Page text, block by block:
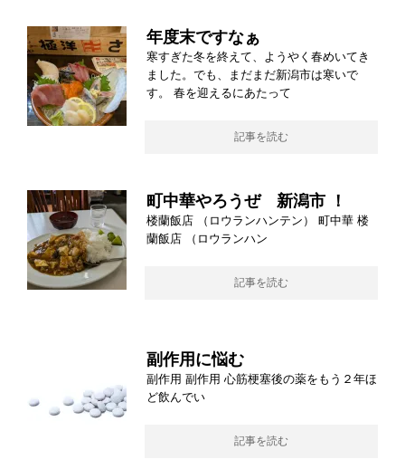
年度末ですなぁ
寒すぎた冬を終えて、ようやく春めいてき
ました。でも、まだまだ新潟市は寒いで
す。 春を迎えるにあたって
記事を読む
町中華やろうぜ 新潟市 ！
楼蘭飯店 （ロウランハンテン） 町中華 楼
蘭飯店 （ロウランハン
記事を読む
副作用に悩む
副作用 副作用 心筋梗塞後の薬をもう２年ほ
ど飲んでい
記事を読む